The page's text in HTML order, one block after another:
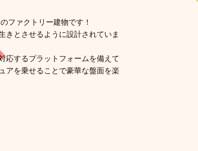
ファクトリー建物です！
きとさせるように設計されていま
応するプラットフォームを備えて
アを乗せることで豪華な盤面を楽